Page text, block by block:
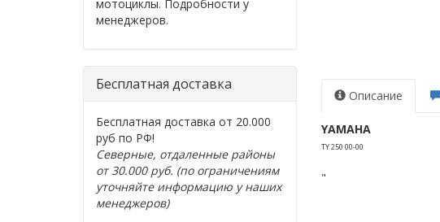
мотоциклы. Подробности у
менеджеров.
Бесплатная доставка
Бесплатная доставка от 20.000
руб по РФ!
Северные, отдаленные районы
от 30.000 руб. (по ограничениям
уточняйте информацию у наших
менеджеров)
Описание
YAMAHA
TY 250 00-00
"